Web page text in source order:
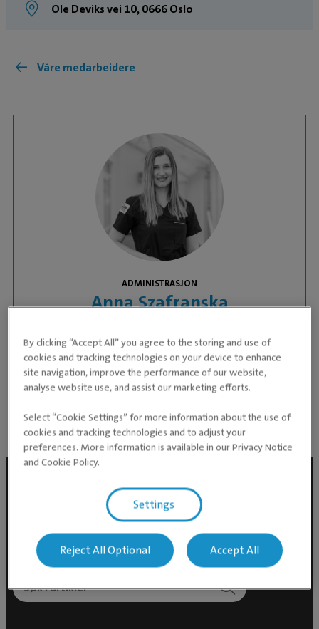
Ole Deviks vei 10, 0666 Oslo
Våre medarbeidere
ADMINISTRASJON
Anna Szafranska
DYREKLINIKK: Evidensia Oslo Dyresykehus
By clicking “Accept All” you agree to the storing and use of
cookies and tracking technologies on your device to enhance
site navigation, improve the performance of our website,
analyse website use, and assist our marketing efforts.
Select “Cookie Settings” for more information about the use of
cookies and tracking technologies and to adjust your
preferences. More information is available in our Privacy Notice
and Cookie Policy.
Settings
Reject All Optional Accept All